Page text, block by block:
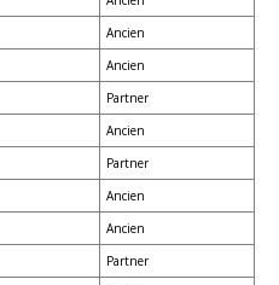
Ancien
Ancien
Partner
Ancien
Partner
Ancien
Ancien
Partner